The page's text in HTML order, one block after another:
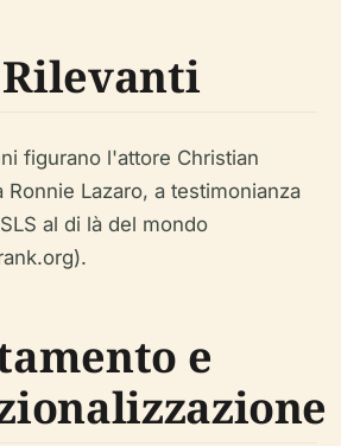
figurano l'attore Christian
Lazaro, a testimonianza
al di là del mondo
e